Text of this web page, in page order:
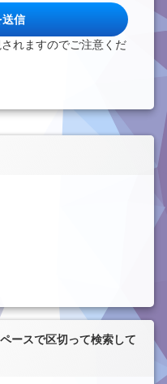
れますのでご注意くだ
ースで区切って検索して